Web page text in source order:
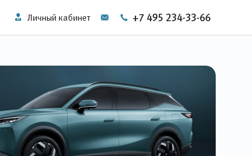
Личный кабинет +7 495 234-33-66